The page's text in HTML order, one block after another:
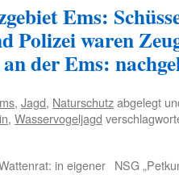
Ems:
Polizei waren
der Ems:
, Jagd, Naturschutzabgelegt
, Wasservogeljagd
in eigener NSG